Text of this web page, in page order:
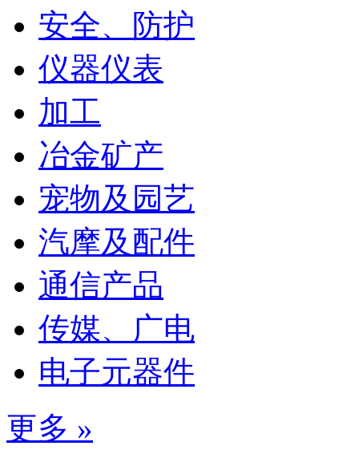
安全、防护
仪器仪表
加工
冶金矿产
宠物及园艺
汽摩及配件
通信产品
传媒、广电
电子元器件
更多 »